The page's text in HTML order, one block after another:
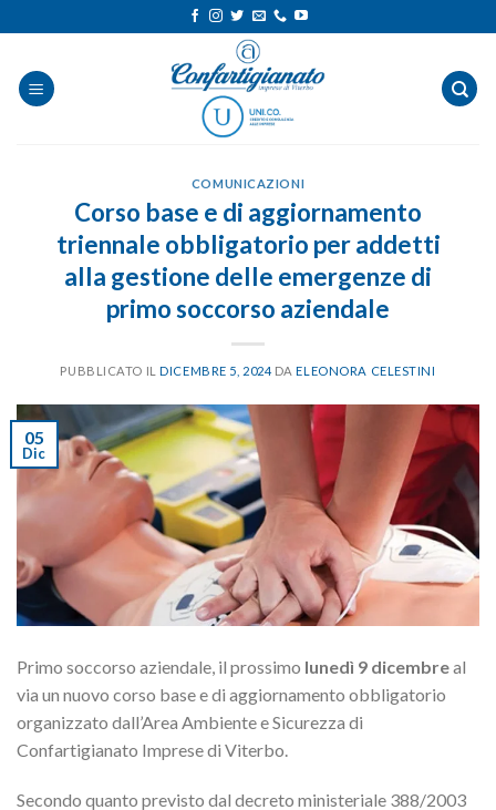
ai
contenuti
COMUNICAZIONI
Corso base e di aggiornamento
triennale obbligatorio per addetti
alla gestione delle emergenze di
primo soccorso aziendale
PUBBLICATO ILDICEMBRE 5, 2024 DAELEONORA CELESTINI
05
Dic
Primo soccorso aziendale, il prossimo lunedì 9 dicembreal
via un nuovo corso base e di aggiornamento obbligatorio
organizzato dall’Area Ambiente e Sicurezza di
Confartigianato Imprese di Viterbo.
Secondo quanto previsto dal decreto ministeriale 388/2003